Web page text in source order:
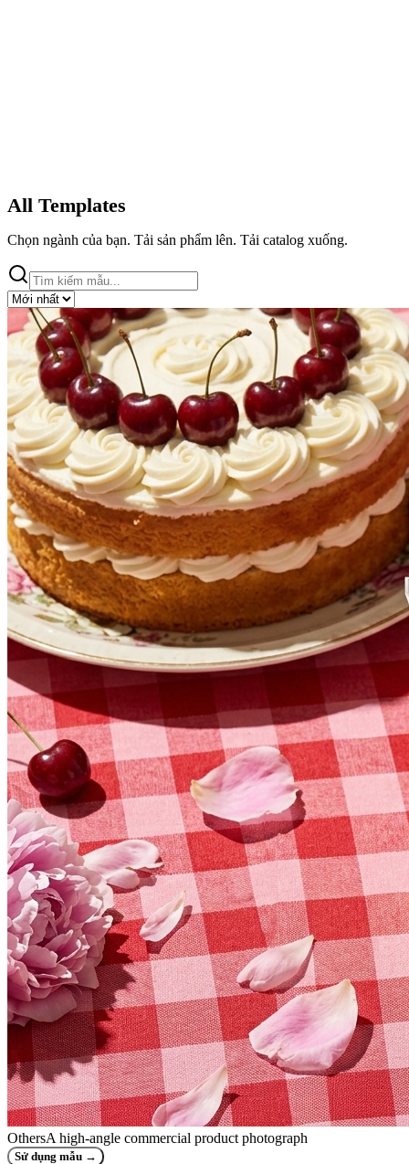
All Templates
Chọn ngành của bạn. Tải sản phẩm lên. Tải catalog xuống.
OthersA high-angle commercial product photograph
Sử dụng mẫu →